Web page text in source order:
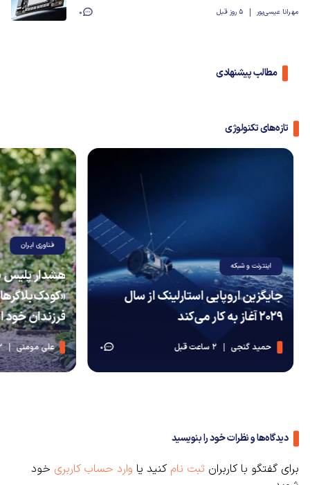
مهرانا عیسی‌پور 5 روز قبل 0
مطالب پیشنهادی
تازه‌های تکنولوژی
اینترنت و شبکه
جایگزین اروپایی استارلینک از سال
۲۰۲۹ آغاز به کار می‌کند
حمید گنجی 0
فناوری ایران
هشدار پلیس
فرزندان خود
علی مومنی 2 ساعت قبل
دیدگاه‌ها و نظرات خود را بنویسید
برای گفتگو با کاربران ثبت نام کنید یا وارد حساب کاربری خود